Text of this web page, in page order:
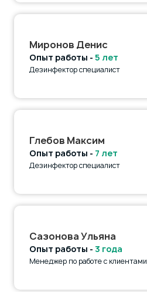
Миронов Денис
Опыт работы - 5 лет
Дезинфектор специалист
Глебов Максим
Опыт работы - 7 лет
Дезинфектор специалист
Сазонова Ульяна
Опыт работы - 3 года
Менеджер по работе с клиентами